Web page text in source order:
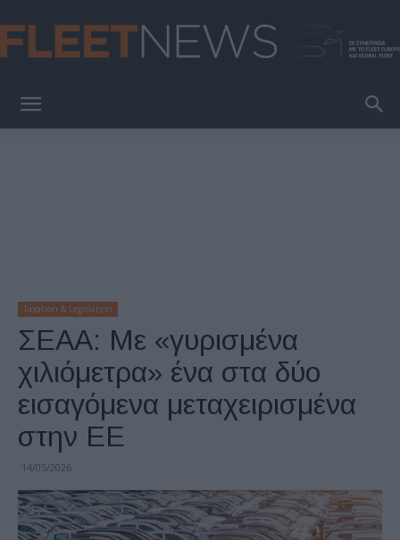
Taxation & Legislation
ΣΕΑΑ: Με «γυρισμένα
χιλιόμετρα» ένα στα δύο
εισαγόμενα μεταχειρισμένα
στην ΕΕ
14/05/2026